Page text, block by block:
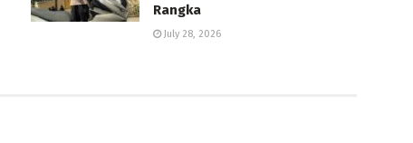
Rangka
July 28, 2026